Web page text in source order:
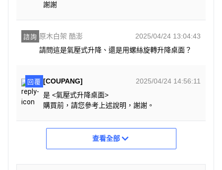
謝謝
諮詢 原木白架 酷澎
2025/04/24 13:04:43
請問這是氣壓式升降、還是用螺絲旋轉升降桌面？
回覆 [COUPANG]
2025/04/24 14:56:11
是 <氣壓式升降桌面>
購買前，請您參考上述說明，謝謝。
查看全部